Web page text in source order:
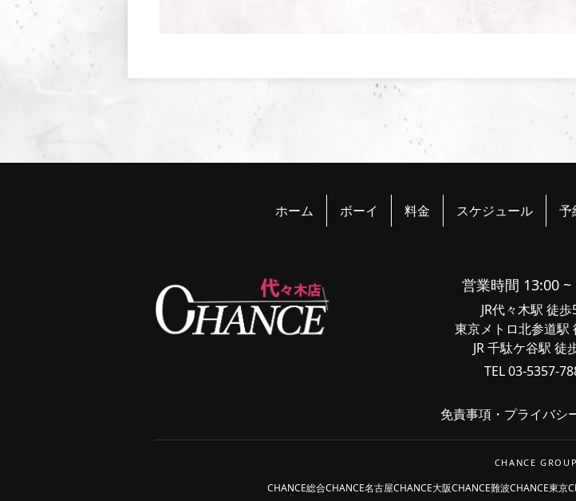
ホーム ボーイ 料金 スケジュール 予
営業時間 13:00 ~
JR代々木駅 徒歩
東京メトロ北参道駅
JR 千駄ケ谷駅 徒
TEL 03-5357-
免責事項 ・ プライバシ
CHANCE GROUP
CHANCE総合CHANCE名古屋CHANCE大阪CHANCE難波CHANCE東京